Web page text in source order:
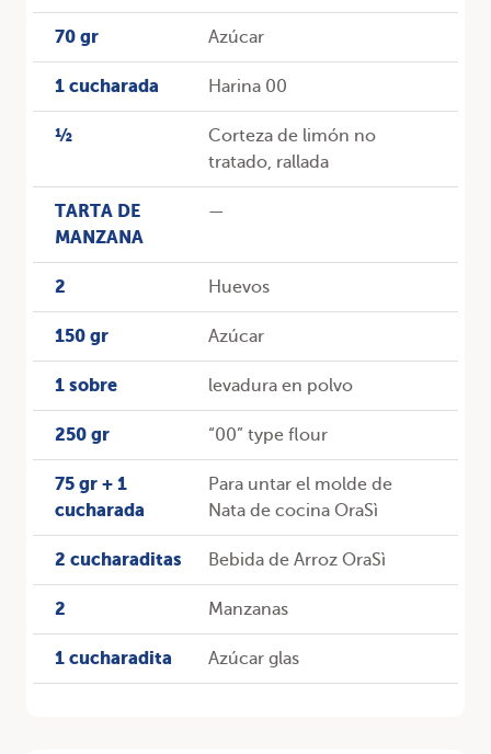
70 gr Azúcar
1 cucharada Harina 00
½
Corteza de limón no
tratado, rallada
TARTA DE
MANZANA
—
2 Huevos
150 gr Azúcar
1 sobre levadura en polvo
250 gr “00” type flour
75 gr + 1
cucharada
Para untar el molde de
Nata de cocina OraSì
2 cucharaditas Bebida de Arroz OraSì
2 Manzanas
1 cucharadita Azúcar glas